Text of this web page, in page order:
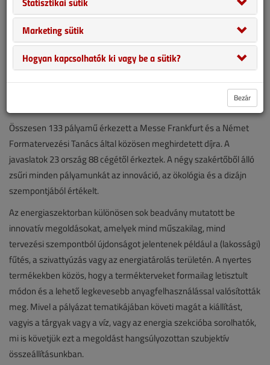
Összesen 133 pályamű érkezett a Messe Frankfurt és a Német
Formatervezési Tanács által közösen meghirdetett díjra. A
javaslatok 23 ország 88 cégétől érkeztek. A négy szakértőből álló
zsűri minden pályamunkát az innováció, az ökológia és a dizájn
szempontjából értékelt.
Az energiaszektorban különösen sok beadvány mutatott be
innovatív megoldásokat, amelyek mind műszakilag, mind
tervezési szempontból újdonságot jelentenek például a (lakossági)
fűtés, a szivattyúzás vagy az energiatárolás területén. A nyertes
termékekben közös, hogy a termékterveket formailag letisztult
módon és a lehető legkevesebb anyagfelhasználással valósították
meg. Mivel a pályázat tematikájában követi magát a kiállítást,
vagyis a tárgyak vagy a víz, vagy az energia szekcióba sorolhatók,
mi is követjük ezt a megoldást hangsúlyozottan szubjektív
összeállításunkban.
Marketing sütik
Hogyan kapcsolhatók ki vagy be a sütik?
Bezár